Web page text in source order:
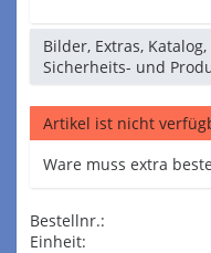
Bilder, Extras,
Sicherheits- und
Artikel ist nicht
Ware muss extra
Bestellnr.:
Einheit: